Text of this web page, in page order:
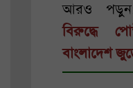
আরও
বিরুদ্ধে
বাংলাদেশ